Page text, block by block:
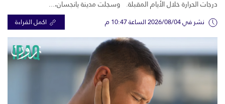
درجات الحرارة خلال الأيام المقبلة. وسجلت مدينة يانجسان،...
نشر في 2026/08/04 الساعة 10:47 م اكمل القراءة